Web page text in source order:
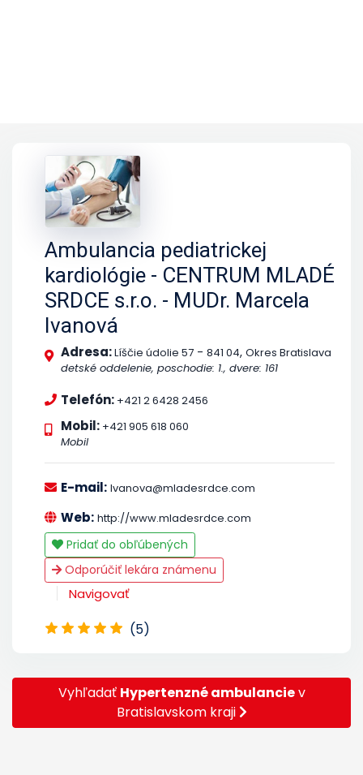
Ambulancia pediatrickej
kardiológie - CENTRUM MLADÉ
SRDCE s.r.o. - MUDr. Marcela
Ivanová
Adresa:Líščie údolie 57 - 841 04, Okres Bratislava
detské oddelenie, poschodie: 1., dvere: 161
Telefón: +421 2 6428 2456
Mobil: +421 905 618 060
Mobil
E-mail: Ivanova@mladesrdce.com
Web: http://www.mladesrdce.com
Pridať do obľúbených
Odporúčiť lekára známenu
Navigovať
(5)
Vyhľadať Hypertenzné ambulanciev
Bratislavskom kraji